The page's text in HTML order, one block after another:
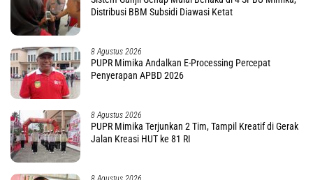
Distribusi BBM Subsidi Diawasi Ketat
8 Agustus 2026
PUPR Mimika Andalkan E-Processing Percepat
Penyerapan APBD 2026
8 Agustus 2026
PUPR Mimika Terjunkan 2 Tim, Tampil Kreatif di Gerak
Jalan Kreasi HUT ke 81 RI